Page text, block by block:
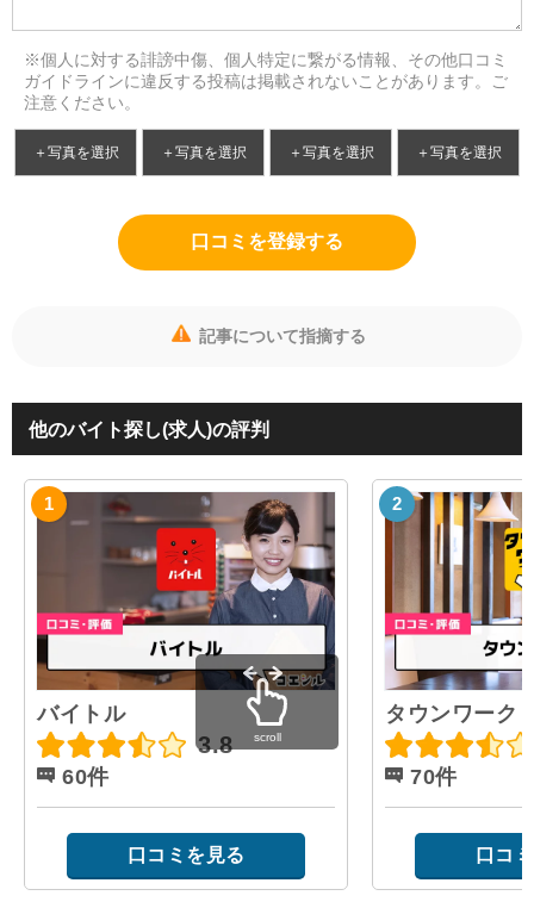
※個人に対する誹謗中傷、個人特定に繋がる情報、その他口コミ
ガイドラインに違反する投稿は掲載されないことがあります。ご
注意ください。
＋写真を選択 ＋写真を選択 ＋写真を選択 ＋写真を選択
口コミを登録する
記事について指摘する
他のバイト探し(求人)の評判
バイトル
3.8
60件
口コミを見る
タウンワーク
70件
口コ
scroll